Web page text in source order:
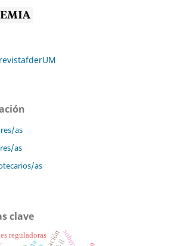
as
as
as
clave
reguladoras